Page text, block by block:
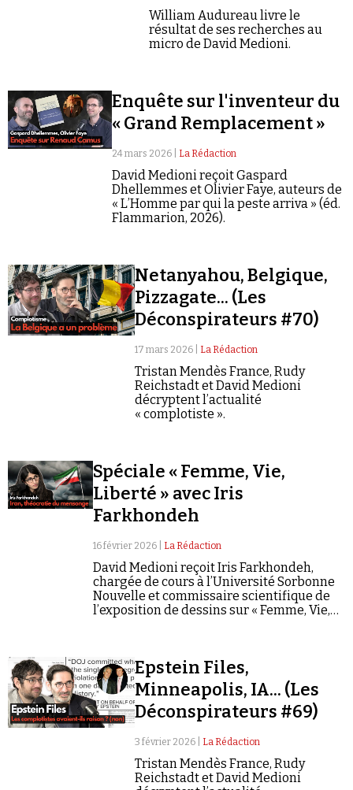
William Audureau livre le
résultat de ses recherches au
micro de David Medioni.
Enquête sur l'inventeur du
« Grand Remplacement »
24 mars 2026 | La Rédaction
David Medioni reçoit Gaspard
Dhellemmes et Olivier Faye, auteurs de
« L’Homme par qui la peste arriva » (éd.
Flammarion, 2026).
Netanyahou, Belgique,
Pizzagate... (Les
Déconspirateurs #70)
17 mars 2026 | La Rédaction
Tristan Mendès France, Rudy
Reichstadt et David Medioni
décryptent l’actualité
« complotiste ».
Spéciale « Femme, Vie,
Liberté » avec Iris
Farkhondeh
16 février 2026 | La Rédaction
David Medioni reçoit Iris Farkhondeh,
chargée de cours à l’Université Sorbonne
Nouvelle et commissaire scientifique de
l’exposition de dessins sur « Femme, Vie,
Epstein Files,
Minneapolis, IA... (Les
Déconspirateurs #69)
3 février 2026 | La Rédaction
Tristan Mendès France, Rudy
Reichstadt et David Medioni